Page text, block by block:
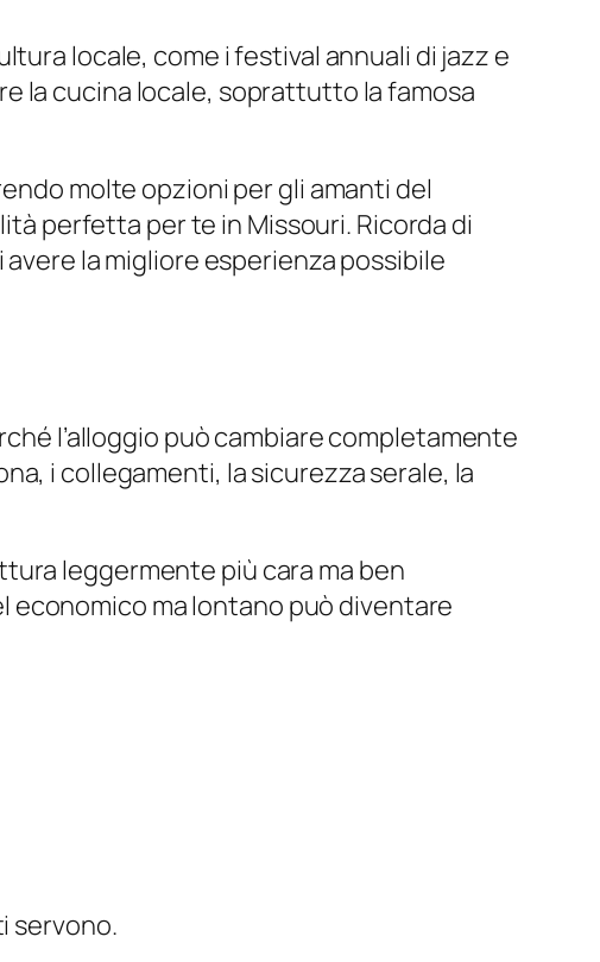
locale, come i festival annuali di jazz e
la cucina locale, soprattutto la famosa
molte opzioni per gli amanti del
perfetta per te in Missouri. Ricorda di
la migliore esperienza possibile
l’alloggio può cambiare completamente
i collegamenti, la sicurezza serale, la
leggermente più cara ma ben
ma lontano può diventare
servono.